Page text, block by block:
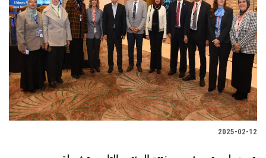
2025-02-12